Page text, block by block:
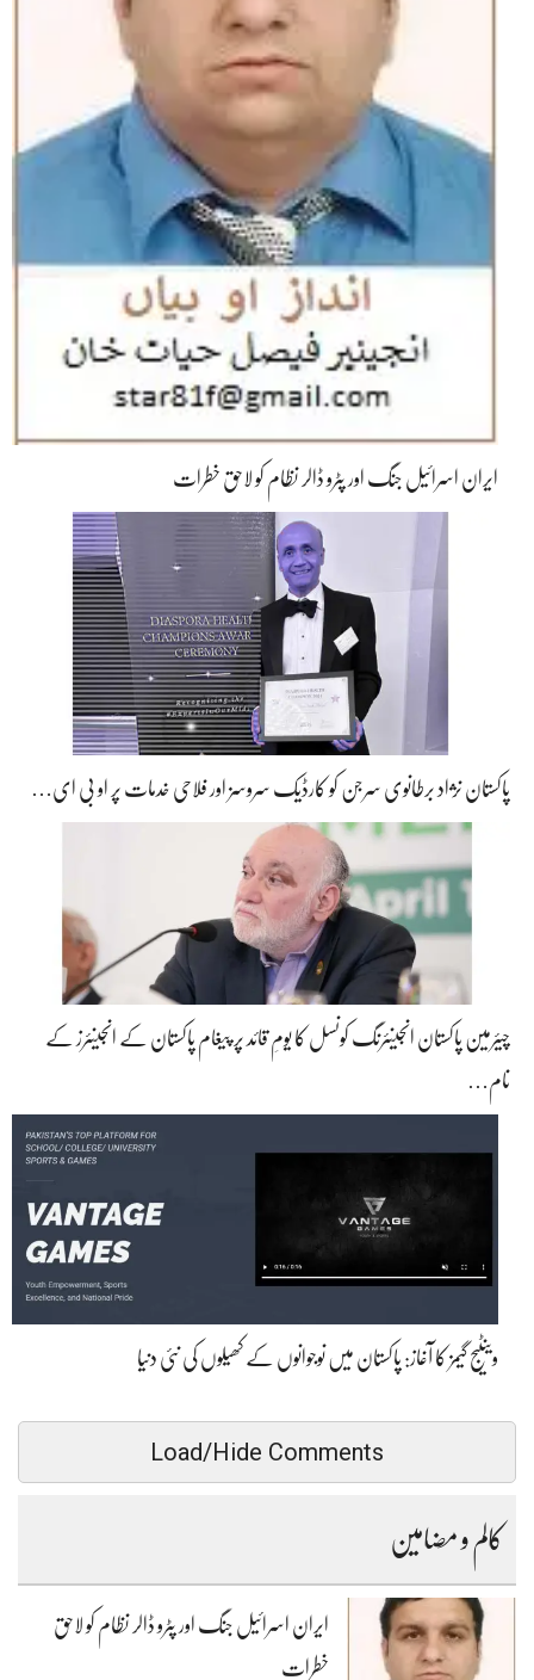
ایران اسرائیل جنگ اور پٹرو ڈالر نظام کو لاحق خطرات
پاکستان نژاد برطانوی سرجن کو کارڈیک سروسز اور فلاحی خدمات پر او بی ای…
چیئرمین پاکستان انجینئرنگ کونسل کا یومِ قائد پر پیغام پاکستان کے انجینئرز کے
نام…
وینٹیج گیمز کا آغاز: پاکستان میں نوجوانوں کے کھیلوں کی نئی دنیا
Load/Hide Comments
کالم و مضامین
ایران اسرائیل جنگ اور پٹرو ڈالر نظام کو لاحق
خطرات